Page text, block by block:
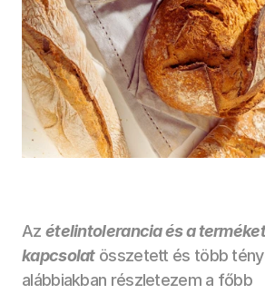
Az ételintolerancia és a
kapcsolat összetett és több
alábbiakban részletezem a főbb